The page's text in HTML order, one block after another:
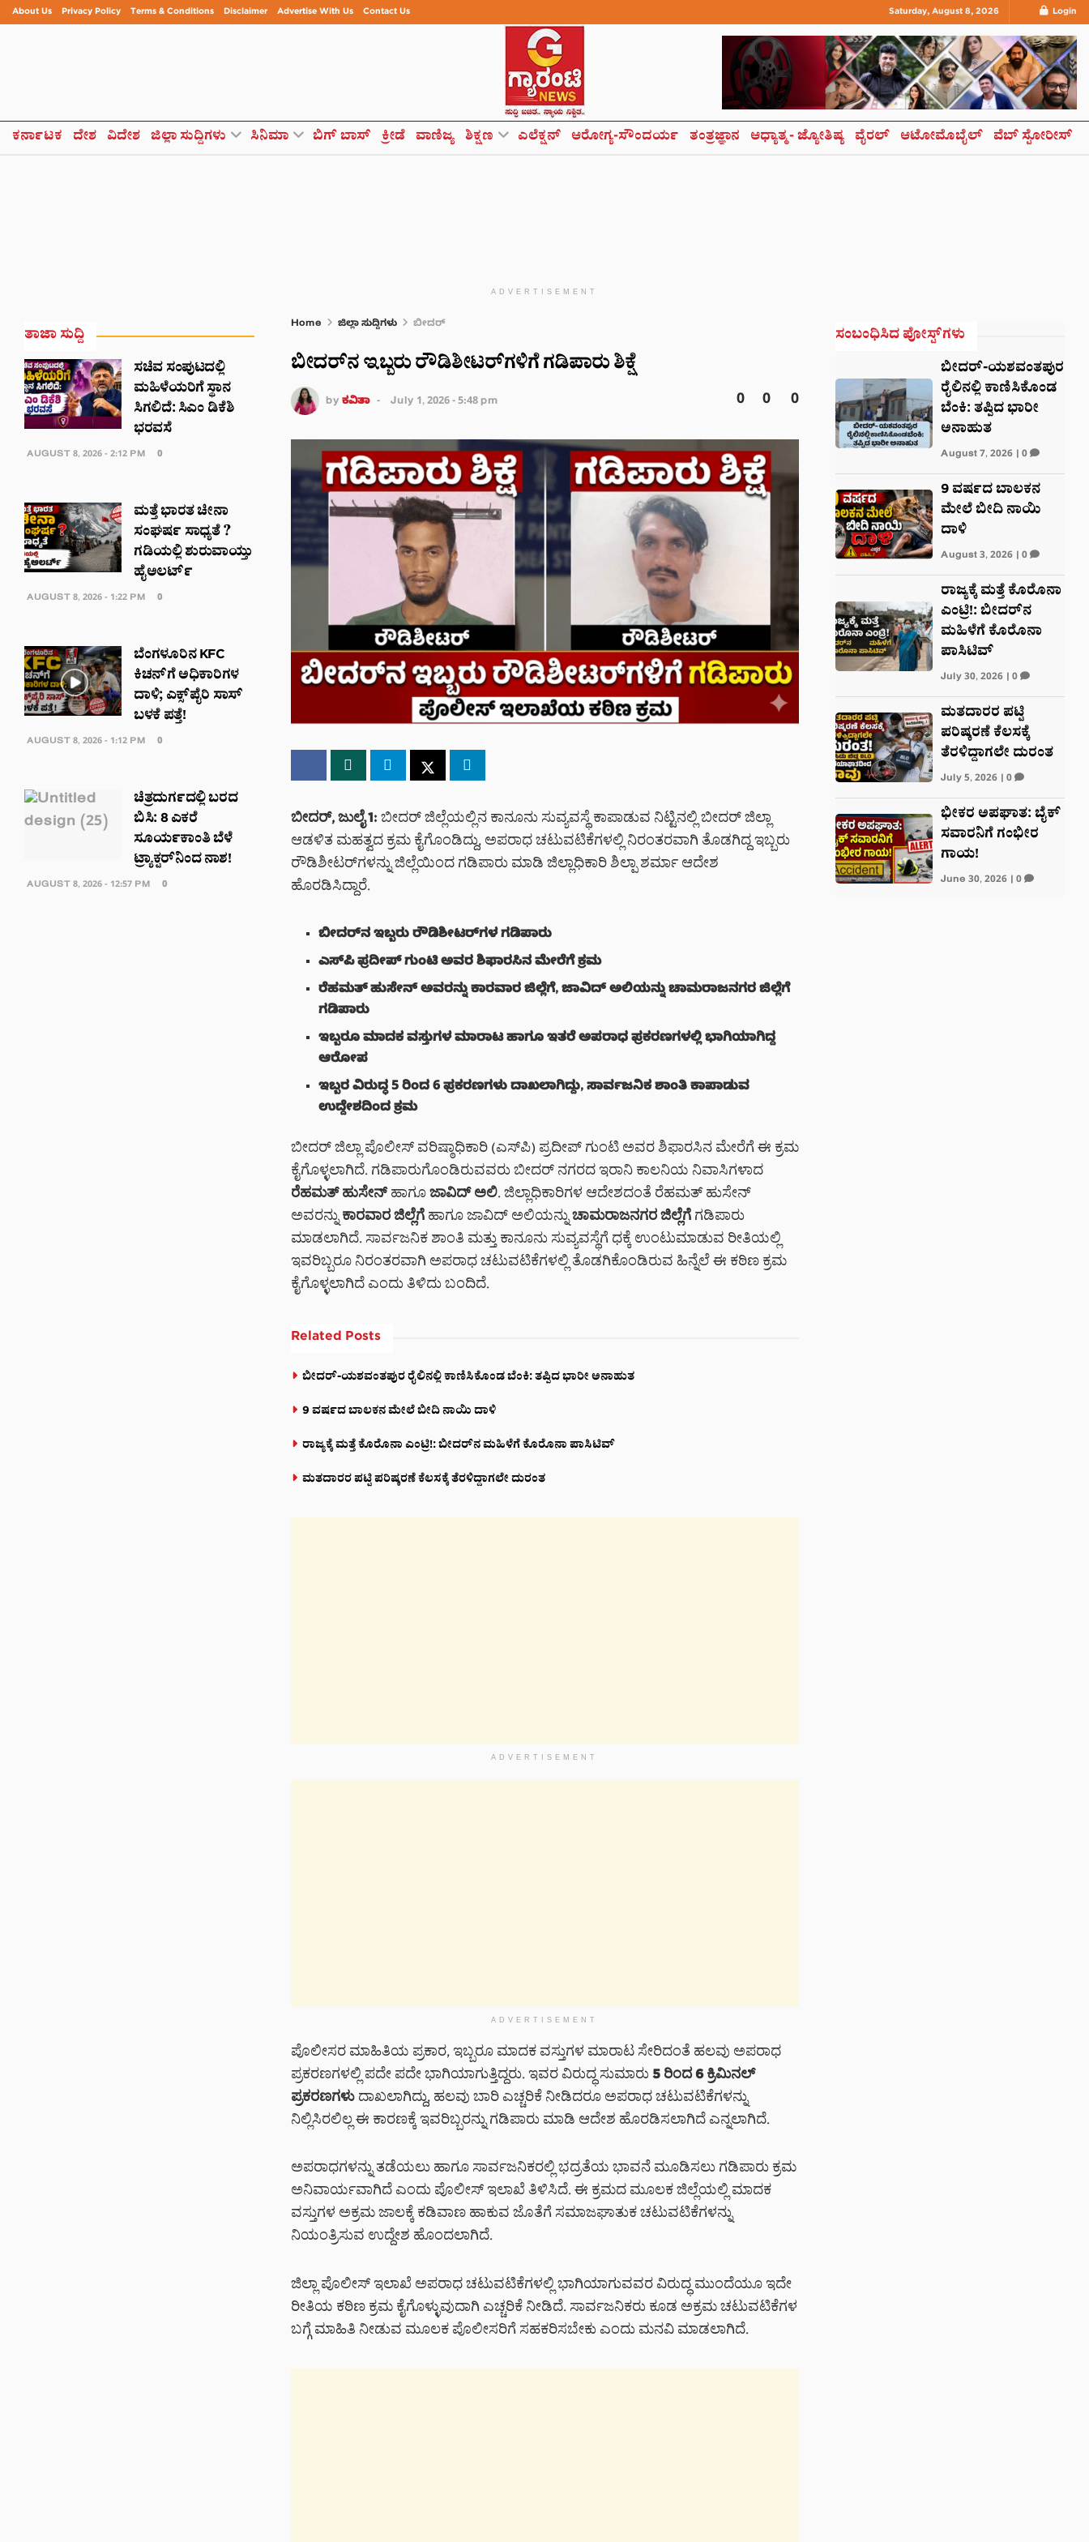
About Us Privacy Policy Terms & Conditions Disclaimer Advertise With Us Contact Us Saturday, August 8, 2026 Login
ಕರ್ನಾಟಕ ದೇಶ ವಿದೇಶ ಜಿಲ್ಲಾ ಸುದ್ದಿಗಳು ಸಿನಿಮಾ ಬಿಗ್ ಬಾಸ್ ಕ್ರೀಡೆ ವಾಣಿಜ್ಯ ಶಿಕ್ಷಣ ಎಲೆಕ್ಷನ್ ಆರೋಗ್ಯ-ಸೌಂದರ್ಯ ತಂತ್ರಜ್ಞಾನ ಆಧ್ಯಾತ್ಮ- ಜ್ಯೋತಿಷ್ಯ ವೈರಲ್ ಆಟೋಮೊಬೈಲ್ ವೆಬ್ ಸ್ಟೋರೀಸ್
ADVERTISEMENT
Home ಜಿಲ್ಲಾ ಸುದ್ದಿಗಳು ಬೀದರ್
ಬೀದರ್‌ನ ಇಬ್ಬರು ರೌಡಿಶೀಟರ್‌ಗಳಿಗೆ ಗಡಿಪಾರು ಶಿಕ್ಷೆ
by ಕವಿತಾ July 1, 2026 - 5:48 pm 0 0 0
ಬೀದರ್, ಜುಲೈ 1:ಬೀದರ್ ಜಿಲ್ಲೆಯಲ್ಲಿನ ಕಾನೂನು ಸುವ್ಯವಸ್ಥೆ ಕಾಪಾಡುವ ನಿಟ್ಟಿನಲ್ಲಿ ಬೀದರ್ ಜಿಲ್ಲಾ
ಆಡಳಿತ ಮಹತ್ವದ ಕ್ರಮ ಕೈಗೊಂಡಿದ್ದು, ಅಪರಾಧ ಚಟುವಟಿಕೆಗಳಲ್ಲಿ ನಿರಂತರವಾಗಿ ತೊಡಗಿದ್ದ ಇಬ್ಬರು
ರೌಡಿಶೀಟರ್‌ಗಳನ್ನು ಜಿಲ್ಲೆಯಿಂದ ಗಡಿಪಾರು ಮಾಡಿ ಜಿಲ್ಲಾಧಿಕಾರಿ ಶಿಲ್ಪಾ ಶರ್ಮಾ ಆದೇಶ
ಹೊರಡಿಸಿದ್ದಾರೆ.
ಬೀದರ್‌ನ ಇಬ್ಬರು ರೌಡಿಶೀಟರ್‌ಗಳ ಗಡಿಪಾರು
ಎಸ್‌ಪಿ ಪ್ರದೀಪ್ ಗುಂಟಿ ಅವರ ಶಿಫಾರಸಿನ ಮೇರೆಗೆ ಕ್ರಮ
ರೆಹಮತ್ ಹುಸೇನ್ ಅವರನ್ನು ಕಾರವಾರ ಜಿಲ್ಲೆಗೆ, ಜಾವಿದ್ ಅಲಿಯನ್ನು ಚಾಮರಾಜನಗರ ಜಿಲ್ಲೆಗೆ
ಗಡಿಪಾರು
ಇಬ್ಬರೂ ಮಾದಕ ವಸ್ತುಗಳ ಮಾರಾಟ ಹಾಗೂ ಇತರೆ ಅಪರಾಧ ಪ್ರಕರಣಗಳಲ್ಲಿ ಭಾಗಿಯಾಗಿದ್ದ
ಆರೋಪ
ಇಬ್ಬರ ವಿರುದ್ಧ 5 ರಿಂದ 6 ಪ್ರಕರಣಗಳು ದಾಖಲಾಗಿದ್ದು, ಸಾರ್ವಜನಿಕ ಶಾಂತಿ ಕಾಪಾಡುವ
ಉದ್ದೇಶದಿಂದ ಕ್ರಮ
ಬೀದರ್ ಜಿಲ್ಲಾ ಪೊಲೀಸ್ ವರಿಷ್ಠಾಧಿಕಾರಿ (ಎಸ್‌ಪಿ) ಪ್ರದೀಪ್ ಗುಂಟಿ ಅವರ ಶಿಫಾರಸಿನ ಮೇರೆಗೆ ಈ ಕ್ರಮ
ಕೈಗೊಳ್ಳಲಾಗಿದೆ. ಗಡಿಪಾರುಗೊಂಡಿರುವವರು ಬೀದರ್ ನಗರದ ಇರಾನಿ ಕಾಲನಿಯ ನಿವಾಸಿಗಳಾದ
ರೆಹಮತ್ ಹುಸೇನ್ಹಾಗೂಜಾವಿದ್ ಅಲಿ. ಜಿಲ್ಲಾಧಿಕಾರಿಗಳ ಆದೇಶದಂತೆ ರೆಹಮತ್ ಹುಸೇನ್
ಅವರನ್ನುಕಾರವಾರ ಜಿಲ್ಲೆಗೆಹಾಗೂ ಜಾವಿದ್ ಅಲಿಯನ್ನುಚಾಮರಾಜನಗರ ಜಿಲ್ಲೆಗೆಗಡಿಪಾರು
ಮಾಡಲಾಗಿದೆ. ಸಾರ್ವಜನಿಕ ಶಾಂತಿ ಮತ್ತು ಕಾನೂನು ಸುವ್ಯವಸ್ಥೆಗೆ ಧಕ್ಕೆ ಉಂಟುಮಾಡುವ ರೀತಿಯಲ್ಲಿ
ಇವರಿಬ್ಬರೂ ನಿರಂತರವಾಗಿ ಅಪರಾಧ ಚಟುವಟಿಕೆಗಳಲ್ಲಿ ತೊಡಗಿಕೊಂಡಿರುವ ಹಿನ್ನೆಲೆ ಈ ಕಠಿಣ ಕ್ರಮ
ಕೈಗೊಳ್ಳಲಾಗಿದೆ ಎಂದು ತಿಳಿದು ಬಂದಿದೆ.
Related Posts
ಬೀದರ್-ಯಶವಂತಪುರ ರೈಲಿನಲ್ಲಿ ಕಾಣಿಸಿಕೊಂಡ ಬೆಂಕಿ: ತಪ್ಪಿದ ಭಾರೀ ಅನಾಹುತ
9 ವರ್ಷದ ಬಾಲಕನ ಮೇಲೆ ಬೀದಿ ನಾಯಿ ದಾಳಿ
ರಾಜ್ಯಕ್ಕೆ ಮತ್ತೆ ಕೊರೊನಾ ಎಂಟ್ರಿ!: ಬೀದರ್‌ನ ಮಹಿಳೆಗೆ ಕೊರೊನಾ ಪಾಸಿಟಿವ್
ಮತದಾರರ ಪಟ್ಟಿ ಪರಿಷ್ಕರಣೆ ಕೆಲಸಕ್ಕೆ ತೆರಳಿದ್ದಾಗಲೇ ದುರಂತ
ADVERTISEMENT
ADVERTISEMENT
ಪೊಲೀಸರ ಮಾಹಿತಿಯ ಪ್ರಕಾರ, ಇಬ್ಬರೂ ಮಾದಕ ವಸ್ತುಗಳ ಮಾರಾಟ ಸೇರಿದಂತೆ ಹಲವು ಅಪರಾಧ
ಪ್ರಕರಣಗಳಲ್ಲಿ ಪದೇ ಪದೇ ಭಾಗಿಯಾಗುತ್ತಿದ್ದರು. ಇವರ ವಿರುದ್ಧ ಸುಮಾರು 5 ರಿಂದ 6 ಕ್ರಿಮಿನಲ್
ಪ್ರಕರಣಗಳುದಾಖಲಾಗಿದ್ದು, ಹಲವು ಬಾರಿ ಎಚ್ಚರಿಕೆ ನೀಡಿದರೂ ಅಪರಾಧ ಚಟುವಟಿಕೆಗಳನ್ನು
ನಿಲ್ಲಿಸಿರಲಿಲ್ಲ ಈ ಕಾರಣಕ್ಕೆ ಇವರಿಬ್ಬರನ್ನು ಗಡಿಪಾರು ಮಾಡಿ ಆದೇಶ ಹೊರಡಿಸಲಾಗಿದೆ ಎನ್ನಲಾಗಿದೆ.
ಅಪರಾಧಗಳನ್ನು ತಡೆಯಲು ಹಾಗೂ ಸಾರ್ವಜನಿಕರಲ್ಲಿ ಭದ್ರತೆಯ ಭಾವನೆ ಮೂಡಿಸಲು ಗಡಿಪಾರು ಕ್ರಮ
ಅನಿವಾರ್ಯವಾಗಿದೆ ಎಂದು ಪೊಲೀಸ್ ಇಲಾಖೆ ತಿಳಿಸಿದೆ. ಈ ಕ್ರಮದ ಮೂಲಕ ಜಿಲ್ಲೆಯಲ್ಲಿ ಮಾದಕ
ವಸ್ತುಗಳ ಅಕ್ರಮ ಜಾಲಕ್ಕೆ ಕಡಿವಾಣ ಹಾಕುವ ಜೊತೆಗೆ ಸಮಾಜಘಾತುಕ ಚಟುವಟಿಕೆಗಳನ್ನು
ನಿಯಂತ್ರಿಸುವ ಉದ್ದೇಶ ಹೊಂದಲಾಗಿದೆ.
ಜಿಲ್ಲಾ ಪೊಲೀಸ್ ಇಲಾಖೆ ಅಪರಾಧ ಚಟುವಟಿಕೆಗಳಲ್ಲಿ ಭಾಗಿಯಾಗುವವರ ವಿರುದ್ಧ ಮುಂದೆಯೂ ಇದೇ
ರೀತಿಯ ಕಠಿಣ ಕ್ರಮ ಕೈಗೊಳ್ಳುವುದಾಗಿ ಎಚ್ಚರಿಕೆ ನೀಡಿದೆ. ಸಾರ್ವಜನಿಕರು ಕೂಡ ಅಕ್ರಮ ಚಟುವಟಿಕೆಗಳ
ಬಗ್ಗೆ ಮಾಹಿತಿ ನೀಡುವ ಮೂಲಕ ಪೊಲೀಸರಿಗೆ ಸಹಕರಿಸಬೇಕು ಎಂದು ಮನವಿ ಮಾಡಲಾಗಿದೆ.
ತಾಜಾ ಸುದ್ದಿ
ಸಚಿವ ಸಂಪುಟದಲ್ಲಿ
ಮಹಿಳೆಯರಿಗೆ ಸ್ಥಾನ
ಸಿಗಲಿದೆ: ಸಿಎಂ ಡಿಕೆಶಿ
ಭರವಸೆ
AUGUST 8, 2026 - 2:12 PM 0
ಮತ್ತೆ ಭಾರತ ಚೀನಾ
ಸಂಘರ್ಷ ಸಾಧ್ಯತೆ ?
ಗಡಿಯಲ್ಲಿ ಶುರುವಾಯ್ತು
ಹೈಅಲರ್ಟ್
AUGUST 8, 2026 - 1:22 PM 0
ಬೆಂಗಳೂರಿನ KFC
ಕಿಚನ್‌ಗೆ ಅಧಿಕಾರಿಗಳ
ದಾಳಿ; ಎಕ್ಸ್‌ಪೈರಿ ಸಾಸ್
ಬಳಕೆ ಪತ್ತೆ!
AUGUST 8, 2026 - 1:12 PM 0
ಚಿತ್ರದುರ್ಗದಲ್ಲಿ ಬರದ
ಬಿಸಿ: 8 ಎಕರೆ
ಸೂರ್ಯಕಾಂತಿ ಬೆಳೆ
ಟ್ರ್ಯಾಕ್ಟರ್‌ನಿಂದ ನಾಶ!
AUGUST 8, 2026 - 12:57 PM 0
ಸಂಬಂಧಿಸಿದ ಪೋಸ್ಟ್‌ಗಳು
ಬೀದರ್-ಯಶವಂತಪುರ
ರೈಲಿನಲ್ಲಿ ಕಾಣಿಸಿಕೊಂಡ
ಬೆಂಕಿ: ತಪ್ಪಿದ ಭಾರೀ
ಅನಾಹುತ
August 7, 2026| 0
9 ವರ್ಷದ ಬಾಲಕನ
ಮೇಲೆ ಬೀದಿ ನಾಯಿ
ದಾಳಿ
August 3, 2026| 0
ರಾಜ್ಯಕ್ಕೆ ಮತ್ತೆ ಕೊರೊನಾ
ಎಂಟ್ರಿ!: ಬೀದರ್‌ನ
ಮಹಿಳೆಗೆ ಕೊರೊನಾ
ಪಾಸಿಟಿವ್
July 30, 2026| 0
ಮತದಾರರ ಪಟ್ಟಿ
ಪರಿಷ್ಕರಣೆ ಕೆಲಸಕ್ಕೆ
ತೆರಳಿದ್ದಾಗಲೇ ದುರಂತ
July 5, 2026| 0
ಭೀಕರ ಅಪಘಾತ: ಬೈಕ್
ಸವಾರನಿಗೆ ಗಂಭೀರ
ಗಾಯ!
June 30, 2026| 0